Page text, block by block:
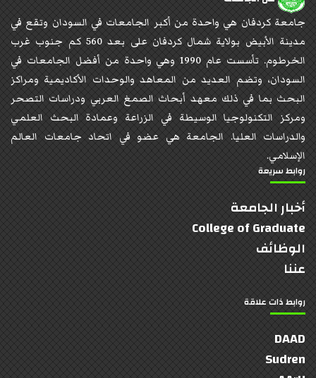
جامعة كردفان هي واحدة من أكبر الجامعات في السودان وتقع في
مدينة الأبيض بولاية شمال كردفان على بعد 560 كم جنوب غرب
الخرطوم. تأسست عام 1990 وهي واحدة من أفضل الجامعات في
السودان، وتضم العديد من المعاهد والوحدات الأكاديمية ومراكز
البحث بما في ذلك معهد أبحاث الصمغ العربي ودراسات التصحر
ومركز التكنولوجيا الوسيطة في الزراعة وعمادة البحث العلمي
والدراسات العليا. الجامعة هي عضو في اتحاد جامعات العالم
الإسلامي.
روابط سريعة
أخبار الجامعة
College of Graduate
الوظائف
عننا
روابط ذات علاقة
DAAD
Sudren